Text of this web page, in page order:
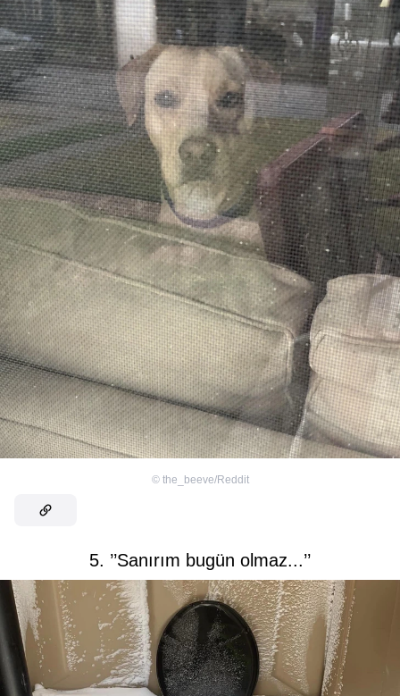
© the_beeve/Reddit
5. ’’Sanırım bugün olmaz...’’